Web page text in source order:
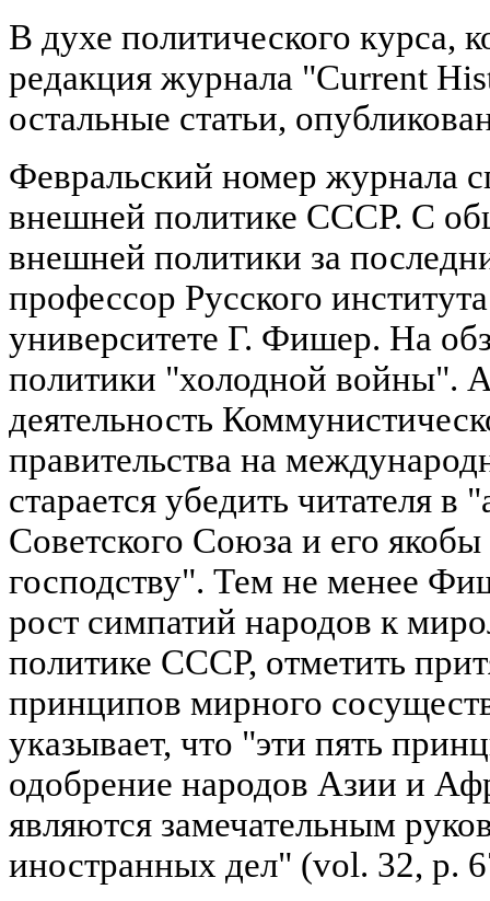
В духе политического курса,
редакция журнала "Current
остальные статьи,
Февральский номер журнала
внешней политике СССР. С
внешней политики за
профессор Русского
университете Г. Фишер. На
политики "холодной войны".
деятельность
правительства на
старается убедить читателя в
Советского Союза и его
господству". Тем не менее
рост симпатий народов к
политике СССР, отметить
принципов мирного
указывает, что "эти пять
одобрение народов Азии и
являются замечательным
иностранных дел" (vol. 32, p.